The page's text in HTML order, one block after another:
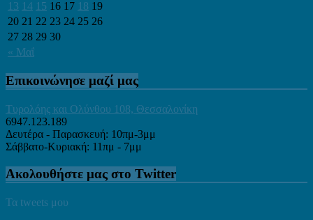
« Μαΐ
13 14 15 16 17 18 19
20 21 22 23 24 25 26
27 28 29 30
Επικοινώνησε μαζί μας
Τυρολόης και Ολύνθου 108, Θεσσαλονίκη
6947.123.189
Δευτέρα - Παρασκευή: 10πμ-3μμ
Σάββατο-Κυριακή: 11πμ - 7μμ
Ακολουθήστε μας στο Twitter
Τα tweets μου